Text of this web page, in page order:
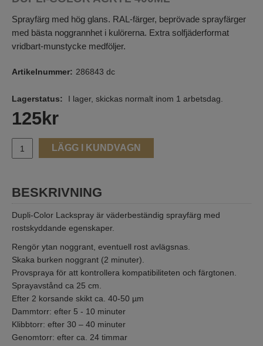
Sprayfärg med hög glans. RAL-färger, beprövade sprayfärger
med bästa noggrannhet i kulörerna. Extra solfjäderformat
vridbart-munstycke medföljer.
Artikelnummer: 286843 dc
Lagerstatus: I lager, skickas normalt inom 1 arbetsdag.
125kr
LÄGG I KUNDVAGN
BESKRIVNING
Dupli-Color Lackspray är väderbeständig sprayfärg med
rostskyddande egenskaper.
Rengör ytan noggrant, eventuell rost avlägsnas.
Skaka burken noggrant (2 minuter).
Provspraya för att kontrollera kompatibiliteten och färgtonen.
Sprayavstånd ca 25 cm.
Efter 2 korsande skikt ca. 40-50 µm
Dammtorr: efter 5 - 10 minuter
Klibbtorr: efter 30 – 40 minuter
Genomtorr: efter ca. 24 timmar